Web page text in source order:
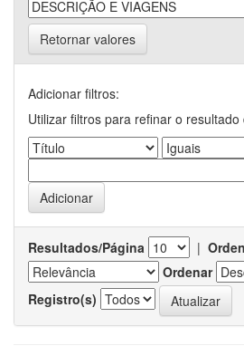
Retornar valores
Adicionar filtros:
Utilizar filtros para refinar o resultado
Resultados/Página |
Ordenar
Registro(s)